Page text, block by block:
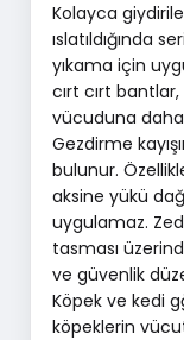
Kolayca
ıslatıldığında
yıkama için
cırt cırt
vücuduna daha
Gezdirme
bulunur.
aksine yükü
uygulamaz.
tasması
ve güvenlik
Köpek ve kedi
köpeklerin